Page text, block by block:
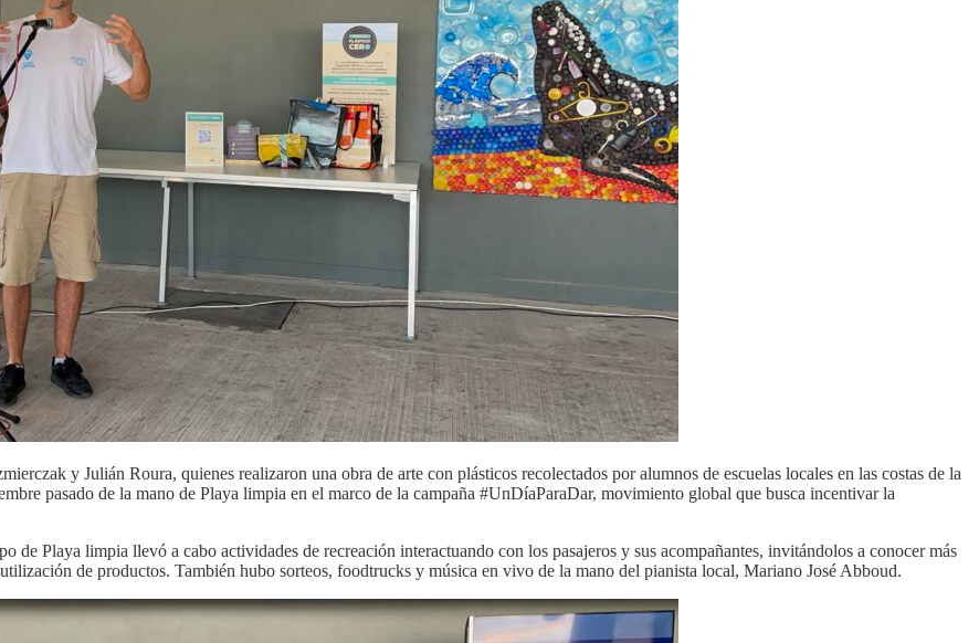
y Julián Roura, quienes realizaron una obra de arte con plásticos recolectados por alumnos de escuelas locales en las costas de la
pasado de la mano de Playa limpia en el marco de la campaña #UnDíaParaDar, movimiento global que busca incentivar la
de Playa limpia llevó a cabo actividades de recreación interactuando con los pasajeros y sus acompañantes, invitándolos a conocer más
de productos. También hubo sorteos, foodtrucks y música en vivo de la mano del pianista local, Mariano José Abboud.